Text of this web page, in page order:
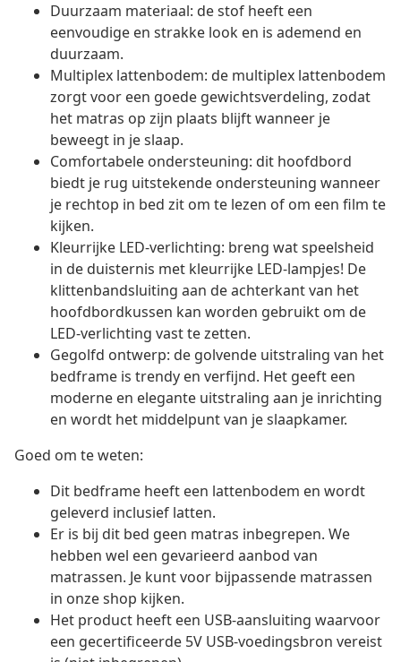
Duurzaam materiaal: de stof heeft een
eenvoudige en strakke look en is ademend en
duurzaam.
Multiplex lattenbodem: de multiplex lattenbodem
zorgt voor een goede gewichtsverdeling, zodat
het matras op zijn plaats blijft wanneer je
beweegt in je slaap.
Comfortabele ondersteuning: dit hoofdbord
biedt je rug uitstekende ondersteuning wanneer
je rechtop in bed zit om te lezen of om een film te
kijken.
Kleurrijke LED-verlichting: breng wat speelsheid
in de duisternis met kleurrijke LED-lampjes! De
klittenbandsluiting aan de achterkant van het
hoofdbordkussen kan worden gebruikt om de
LED-verlichting vast te zetten.
Gegolfd ontwerp: de golvende uitstraling van het
bedframe is trendy en verfijnd. Het geeft een
moderne en elegante uitstraling aan je inrichting
en wordt het middelpunt van je slaapkamer.
Goed om te weten:
Dit bedframe heeft een lattenbodem en wordt
geleverd inclusief latten.
Er is bij dit bed geen matras inbegrepen. We
hebben wel een gevarieerd aanbod van
matrassen. Je kunt voor bijpassende matrassen
in onze shop kijken.
Het product heeft een USB-aansluiting waarvoor
een gecertificeerde 5V USB-voedingsbron vereist